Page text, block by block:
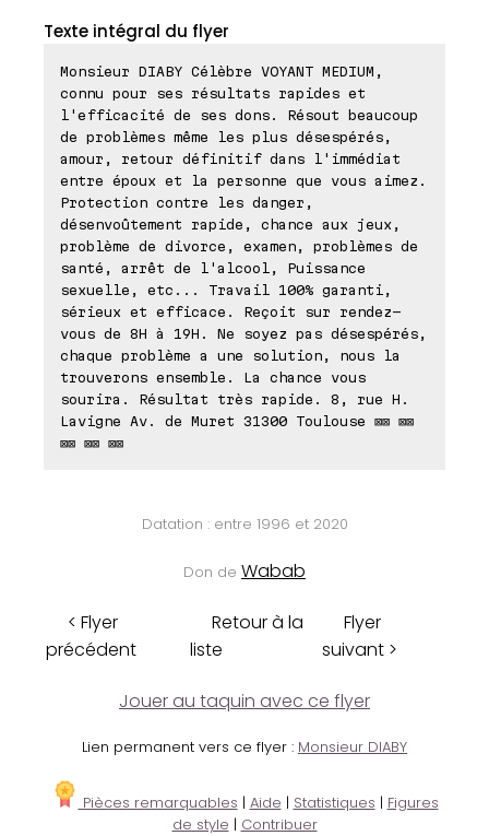
Texte intégral du flyer
Monsieur DIABY Célèbre VOYANT MEDIUM,
connu pour ses résultats rapides et
l'efficacité de ses dons. Résout beaucoup
de problèmes même les plus désespérés,
amour, retour définitif dans l'immédiat
entre époux et la personne que vous aimez.
Protection contre les danger,
désenvoûtement rapide, chance aux jeux,
problème de divorce, examen, problèmes de
santé, arrêt de l'alcool, Puissance
sexuelle, etc... Travail 100% garanti,
sérieux et efficace. Reçoit sur rendez-
vous de 8H à 19H. Ne soyez pas désespérés,
chaque problème a une solution, nous la
trouverons ensemble. La chance vous
sourira. Résultat très rapide. 8, rue H.
Lavigne Av. de Muret 31300 Toulouse ⊠⊠ ⊠⊠
⊠⊠ ⊠⊠ ⊠⊠
Datation : entre 1996 et 2020
Don de Wabab
< Flyer
précédent
Retour à la
liste
Flyer
suivant >
Jouer au taquin avec ce flyer
Lien permanent vers ce flyer : Monsieur DIABY
Pièces remarquables | Aide | Statistiques | Figures
de style | Contribuer